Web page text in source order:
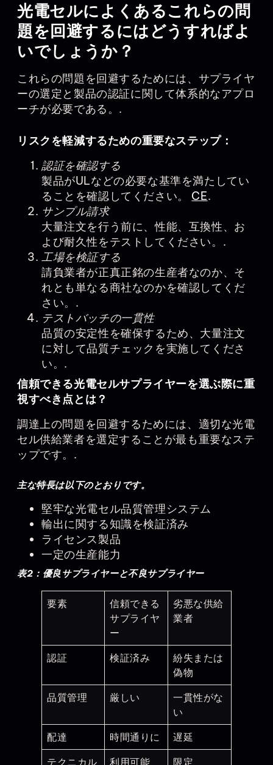
光電セルによくあるこれらの問
題を回避するにはどうすればよ
いでしょうか？
これらの問題を回避するためには、サプライヤ
ーの選定と製品の認証に関して体系的なアプロ
ーチが必要である。.
リスクを軽減するための重要なステップ：
認証を確認する
製品がULなどの必要な基準を満たしてい
ることを確認してください。 CE.
サンプル請求
大量注文を行う前に、性能、互換性、お
よび耐久性をテストしてください。.
工場を検証する
請負業者が正真正銘の生産者なのか、そ
れとも単なる商社なのかを確認してくだ
さい。.
テストバッチの一貫性
品質の安定性を確保するため、大量注文
に対して品質チェックを実施してくださ
い。.
信頼できる光電セルサプライヤーを選ぶ際に重
視すべき点とは？
調達上の問題を回避するためには、適切な光電
セル供給業者を選定することが最も重要なステ
ップです。.
主な特長は以下のとおりです。
堅牢な光電セル品質管理システム
輸出に関する知識を検証済み
ライセンス製品
一定の生産能力
表2：優良サプライヤーと不良サプライヤー
要素
信頼できる
サプライヤ
ー
劣悪な供給
業者
認証 検証済み
紛失または
偽物
品質管理 厳しい
一貫性がな
い
配達 時間通りに 遅延
テクニカル 利用可能 限定